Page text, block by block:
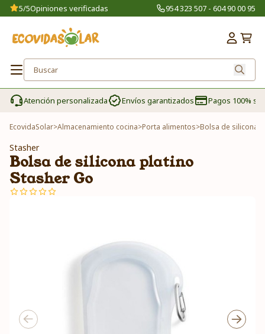
5/5Opiniones verificadas 954 323 507 - 604 90 00 95
Atención personalizada Envíos garantizados Pagos 100%
EcovidaSolar>Almacenamiento cocina>Porta alimentos>Bolsa de silicona
Stasher
Bolsa de silicona platino
Stasher Go